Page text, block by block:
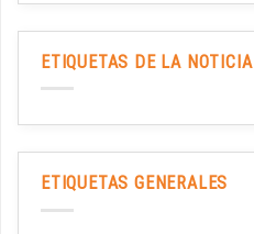
ETIQUETAS DE LA NOTICIA
ETIQUETAS GENERALES